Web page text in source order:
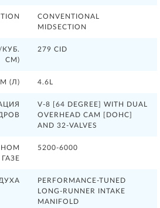
CONVENTIONAL
MIDSECTION
СМ)
279 CID
(Л) 4.6L
V-8 [64 DEGREE] WITH DUAL
OVERHEAD CAM [DOHC]
AND 32-VALVES
ГАЗЕ
5200-6000
PERFORMANCE-TUNED
LONG-RUNNER INTAKE
MANIFOLD